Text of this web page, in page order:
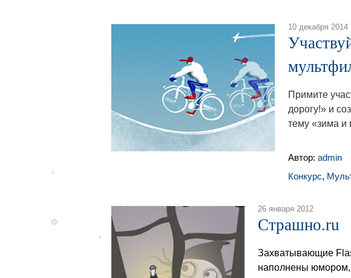
10 декабря 2014
Примите
дорогу!» и
тему «зима и
Автор: admin
Конкурс,
26 января 2012
Страшно.ru
Захватывающие
наполнены